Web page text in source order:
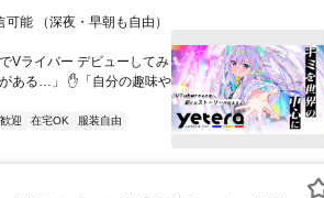
能 （深夜・早朝も自由）
Vライバー デビューしてみ
ある…」 ✋「自分の趣味や
迎 在宅OK
服装自由